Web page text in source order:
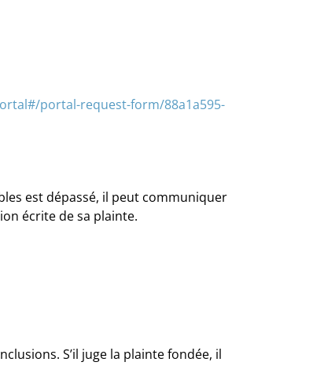
portal-request-form/88a1a595-
est dépassé, il peut communiquer
écrite de sa plainte.
S’il juge la plainte fondée, il